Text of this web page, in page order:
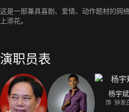
这是一部兼具喜剧、爱情、动作题材的网
上添花。
演职员表
杨宇斌
饰 钟发